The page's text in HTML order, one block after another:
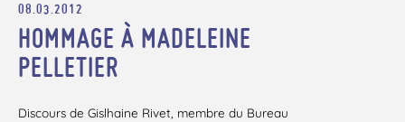
08.03.2012
HOMMAGE À MADELEINE
PELLETIER
Discours de Gislhaine Rivet, membre du Bureau